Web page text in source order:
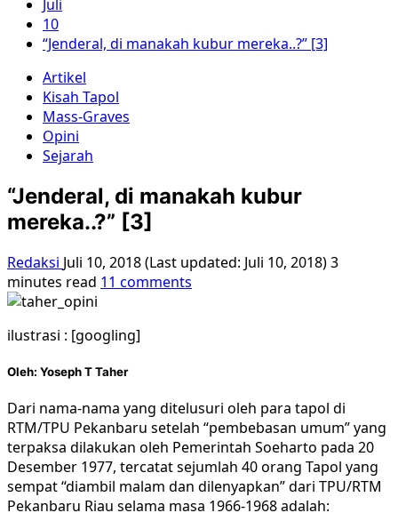
Juli
10
“Jenderal, di manakah kubur mereka..?” [3]
Artikel
Kisah Tapol
Mass-Graves
Opini
Sejarah
“Jenderal, di manakah kubur
mereka..?” [3]
Redaksi Juli 10, 2018 (Last updated: Juli 10, 2018)3
minutes read 11 comments
ilustrasi : [googling]
Oleh: Yoseph T Taher
Dari nama-nama yang ditelusuri oleh para tapol di
RTM/TPU Pekanbaru setelah “pembebasan umum” yang
terpaksa dilakukan oleh Pemerintah Soeharto pada 20
Desember 1977, tercatat sejumlah 40 orang Tapol yang
sempat “diambil malam dan dilenyapkan” dari TPU/RTM
Pekanbaru Riau selama masa 1966-1968 adalah: